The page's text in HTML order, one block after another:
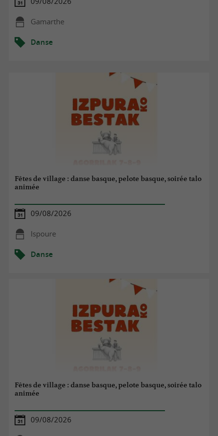
Gamarthe
Danse
Fêtes de village : danse basque, pelote basque, soirée talo
animée
09/08/2026
Ispoure
Danse
Fêtes de village : danse basque, pelote basque, soirée talo
animée
09/08/2026